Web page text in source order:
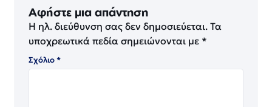
Αφήστε μια απάντηση
Η ηλ. διεύθυνση σας δεν δημοσιεύεται. Τα
υποχρεωτικά πεδία σημειώνονται με *
Σχόλιο*